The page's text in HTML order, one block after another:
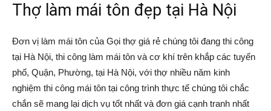
Thợ làm mái tôn đẹp tại Hà Nội
Đơn vị làm mái tôn của Gọi thợ giá rẻ chúng tôi đang thi công
tại Hà Nội, thi công làm mái tôn và cơ khí trên khắp các tuyến
phố, Quận, Phường, tại Hà Nội, với thợ nhiều năm kinh
nghiệm thi công mái tôn tại công trình thực tế chúng tôi chắc
chắn sẽ mang lại dịch vụ tốt nhất và đơn giá cạnh tranh nhất